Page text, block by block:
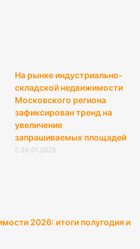
На рынке индустриально-
складской недвижимости
Московского региона
зафиксирован тренд на
увеличение
запрашиваемых площадей
26.01.2025
2026: итоги полугодия и